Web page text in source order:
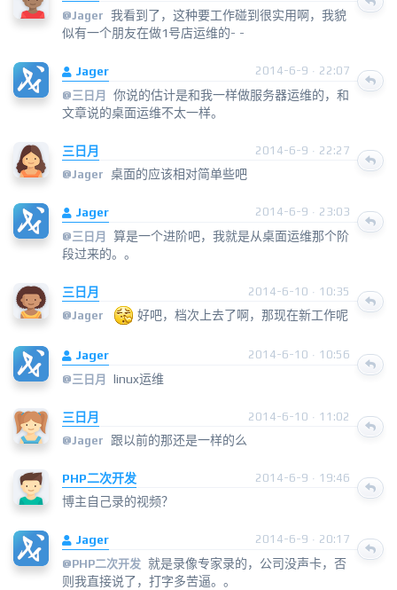
@Jager 我看到了，这种要工作碰到很实用啊，我貌
似有一个朋友在做1号店运维的- -
Jager
2014-6-9 · 22:07
@三日月
你说的估计是和我一样做服务器运维的，和
文章说的桌面运维不太一样。
三日月
2014-6-9 · 22:27
@Jager 桌面的应该相对简单些吧
Jager
2014-6-9 · 23:03
@三日月
算是一个进阶吧，我就是从桌面运维那个阶
段过来的。。
三日月
2014-6-10 · 10:35
@Jager 好吧，档次上去了啊，那现在新工作呢
Jager
2014-6-10 · 10:56
@三日月 linux运维
三日月
2014-6-10 · 11:02
@Jager 跟以前的那还是一样的么
PHP二次开发 2014-6-9 · 19:46
博主自己录的视频？
Jager
2014-6-9 · 20:17
@PHP二次开发 就是录像专家录的，公司没声卡，否
则我直接说了，打字多苦逼。。